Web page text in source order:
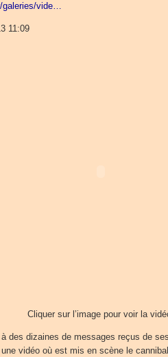
galeries/vide…
11:09
Cliquer sur l’image pour voir la
à des dizaines de messages reçus de
vidéo où est mis en scène le